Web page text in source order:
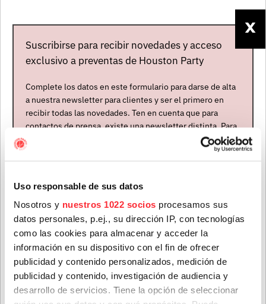
Uso responsable de sus datos
Nosotros y nuestros 1022 socios procesamos sus
datos personales, p.ej., su dirección IP, con tecnologías
como las cookies para almacenar y acceder la
información en su dispositivo con el fin de ofrecer
publicidad y contenido personalizados, medición de
publicidad y contenido, investigación de audiencia y
desarrollo de servicios. Tiene la opción de seleccionar
ECHO & THE
BUNNYMEN
Reino Unido
PRÓXIMOS CONCIERTOS
ECHO & THE BUNNYMEN
X
Suscribirse para recibir novedades y acceso
exclusivo a preventas de Houston Party
Complete los datos en este formulario para darse de alta
a nuestra newsletter para clientes y ser el primero en
recibir todas las novedades. Ten en cuenta que para
contactos de prensa, existe una newsletter distinta. Para
formar parte de ella, envíanos un mensaje a
Apellidos
Correo electrónico*